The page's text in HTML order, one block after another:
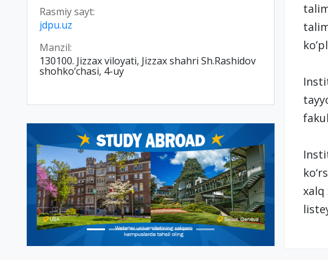
Rasmiy sayt:
jdpu.uz
Manzil:
130100. Jizzax viloyati, Jizzax shahri Sh.Rashidov
shohko‘chasi, 4-uy
xalq